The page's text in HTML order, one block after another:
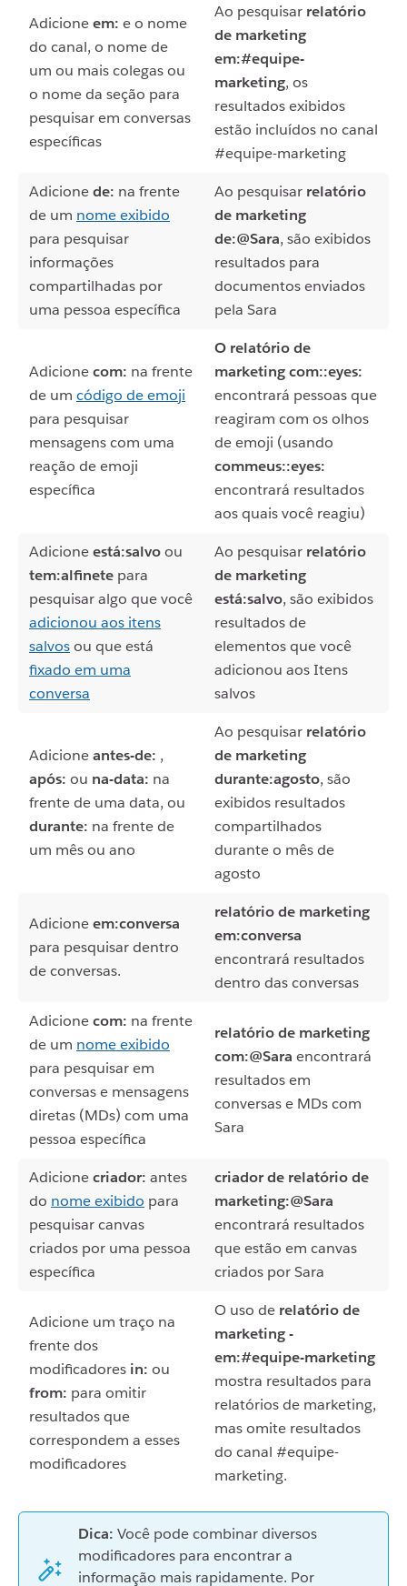
Adicioneem: e o nome
do canal, o nome de
um ou mais colegas ou
o nome da seção para
pesquisar em conversas
específicas
Ao pesquisar relatório
de marketing
em:#equipe-
marketing, os
resultados exibidos
estão incluídos no canal
#equipe-marketing
Adicionede: na frente
de um nome exibido
para pesquisar
informações
compartilhadas por
uma pessoa específica
Ao pesquisar relatório
de marketing
de:@Sara, são exibidos
resultados para
documentos enviados
pela Sara
Adicionecom: na frente
de um código de emoji
para pesquisar
mensagens com uma
reação de emoji
específica
O relatório de
marketing com::eyes:
encontrará pessoas que
reagiram com os olhos
de emoji (usando
commeus::eyes:
encontrará resultados
aos quais você reagiu)
Adicioneestá:salvoou
tem:alfinete para
pesquisar algo que você
adicionou aos itens
salvosou que está
fixado em uma
conversa
Ao pesquisar relatório
de marketing
está:salvo, são exibidos
resultados de
elementos que você
adicionou aos Itens
salvos
Adicioneantes-de: ,
após: ou na-data: na
frente de uma data, ou
durante: na frente de
um mês ou ano
Ao pesquisar relatório
de marketing
durante:agosto, são
exibidos resultados
compartilhados
durante o mês de
agosto
Adicioneem:conversa
para pesquisar dentro
de conversas.
relatório de marketing
em:conversa
encontrará resultados
dentro das conversas
Adicionecom: na frente
de um nome exibido
para pesquisar em
conversas e mensagens
diretas (MDs) com uma
pessoa específica
relatório de marketing
com:@Sara encontrará
resultados em
conversas e MDs com
Sara
Adicionecriador: antes
do nome exibido para
pesquisar canvas
criados por uma pessoa
específica
criador de relatório de
marketing:@Sara
encontrará resultados
que estão em canvas
criados por Sara
Adicione um traço na
frente dos
modificadores in: ou
from: para omitir
resultados que
correspondem a esses
modificadores
O uso de relatório de
marketing -
em:#equipe-marketing
mostra resultados para
relatórios de marketing,
mas omite resultados
do canal #equipe-
marketing.
Dica: Você pode combinar diversos
modificadores para encontrar a
informação mais rapidamente. Por